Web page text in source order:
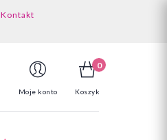
Kontakt
Moje konto
0
Koszyk